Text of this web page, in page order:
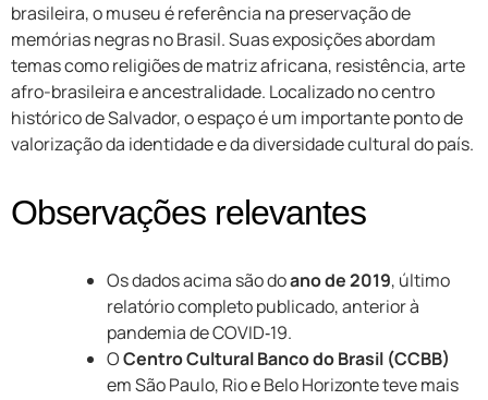
brasileira, o museu é referência na preservação de
memórias negras no Brasil. Suas exposições abordam
temas como religiões de matriz africana, resistência, arte
afro-brasileira e ancestralidade. Localizado no centro
histórico de Salvador, o espaço é um importante ponto de
valorização da identidade e da diversidade cultural do país.
Observações relevantes
Os dados acima são doano de 2019, último
relatório completo publicado, anterior à
pandemia de COVID‑19.
OCentro Cultural Banco do Brasil (CCBB)
em São Paulo, Rio e Belo Horizonte teve mais